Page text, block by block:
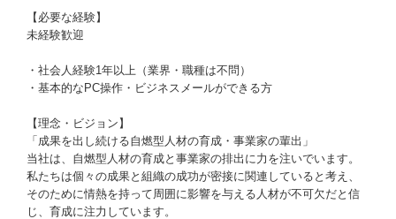
【必要な経験】
未経験歓迎
・社会人経験1年以上（業界・職種は不問）
・基本的なPC操作・ビジネスメールができる方
【理念・ビジョン】
「成果を出し続ける自燃型人材の育成・事業家の輩出」
当社は、自燃型人材の育成と事業家の排出に力を注いでいます。
私たちは個々の成果と組織の成功が密接に関連していると考え、
そのために情熱を持って周囲に影響を与える人材が不可欠だと信
じ、育成に注力しています。